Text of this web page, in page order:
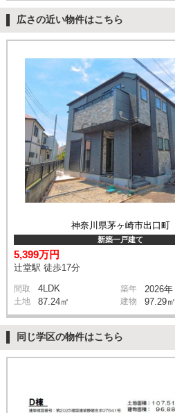
広さの近い物件はこちら
神奈川県茅ヶ崎市出口町
新築一戸建て
5,399万円
辻堂駅 徒歩17分
間取 4LDK 築年 2026年
土地 87.24㎡ 建物 97.29㎡
同じ学区の物件はこちら